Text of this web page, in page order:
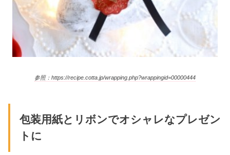
参照：https://recipe.cotta.jp/wrapping.php?wrappingid=00000444
包装用紙とリボンでオシャレなプレゼン
トに